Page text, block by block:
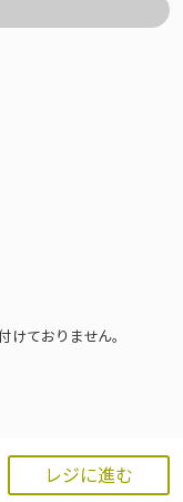
レジに進む
ておりません。